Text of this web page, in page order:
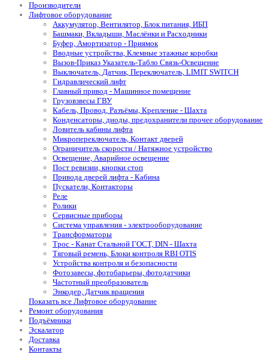
Производители
Лифтовое оборудование
Аккумулятор, Вентилятор, Блок питания, ИБП
Башмаки, Вкладыши, Маслёнки и Расходники
Буфер, Амортизатор - Приямок
Вводные устройства, Клемные этажные коробки
Вызов-Приказ Указатель-Табло Связь-Освещение
Выключатель, Датчик, Переключатель, LIMIT SWITCH
Гидравлический лифт
Главный привод - Машинное помещение
Грузовзвесы ГВУ
Кабель, Провод, Разъёмы, Крепление - Шахта
Конденсаторы, диоды, предохранители прочее оборудование
Ловитель кабины лифта
Микропереключатель, Контакт дверей
Ограничитель скорости / Натяжное устройство
Освещение, Аварийное освещение
Пост ревизии, кнопки стоп
Привода дверей лифта - Кабина
Пускатели, Контакторы
Реле
Ролики
Сервисные приборы
Система управления - электрооборудование
Трансформаторы
Трос - Канат Стальной ГОСТ, DIN - Шахта
Тяговый ремень, Блоки контроля RBI OTIS
Устройства контроля и безопасности
Фотозавесы, фотобарьеры, фотодатчики
Частотный преобразователь
Энкодер, Датчик вращения
Показать все Лифтовое оборудование
Ремонт оборудования
Подъёмники
Эскалатор
Доставка
Контакты